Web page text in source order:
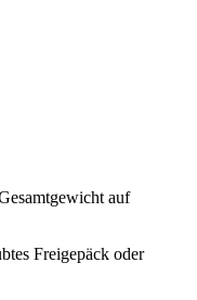
auf
Freigepäck oder